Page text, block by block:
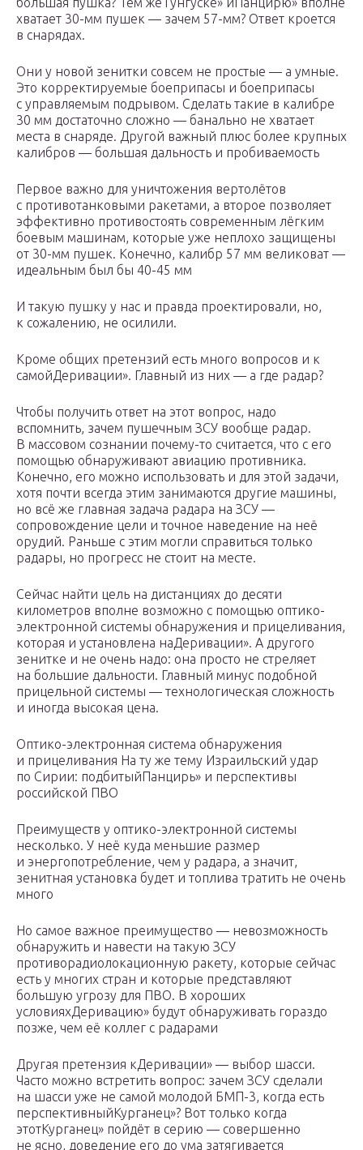
хватает 30-мм пушек — зачем 57-мм? Ответ кроется
в снарядах.
Они у новой зенитки совсем не простые — а умные.
Это корректируемые боеприпасы и боеприпасы
с управляемым подрывом. Сделать такие в калибре
30 мм достаточно сложно — банально не хватает
места в снаряде. Другой важный плюс более крупных
калибров — большая дальность и пробиваемость
Первое важно для уничтожения вертолётов
с противотанковыми ракетами, а второе позволяет
эффективно противостоять современным лёгким
боевым машинам, которые уже неплохо защищены
от 30-мм пушек. Конечно, калибр 57 мм великоват —
идеальным был бы 40-45 мм
И такую пушку у нас и правда проектировали, но,
к сожалению, не осилили.
Кроме общих претензий есть много вопросов и к
самойДеривации». Главный из них — а где радар?
Чтобы получить ответ на этот вопрос, надо
вспомнить, зачем пушечным ЗСУ вообще радар.
В массовом сознании почему-то считается, что с его
помощью обнаруживают авиацию противника.
Конечно, его можно использовать и для этой задачи,
хотя почти всегда этим занимаются другие машины,
но всё же главная задача радара на ЗСУ —
сопровождение цели и точное наведение на неё
орудий. Раньше с этим могли справиться только
радары, но прогресс не стоит на месте.
Сейчас найти цель на дистанциях до десяти
километров вполне возможно с помощью оптико-
электронной системы обнаружения и прицеливания,
которая и установлена наДеривации». А другого
зенитке и не очень надо: она просто не стреляет
на большие дальности. Главный минус подобной
прицельной системы — технологическая сложность
и иногда высокая цена.
Оптико-электронная система обнаружения
и прицеливания На ту же тему Израильский удар
по Сирии: подбитыйПанцирь» и перспективы
российской ПВО
Преимуществ у оптико-электронной системы
несколько. У неё куда меньшие размер
и энергопотребление, чем у радара, а значит,
зенитная установка будет и топлива тратить не очень
много
Но самое важное преимущество — невозможность
обнаружить и навести на такую ЗСУ
противорадиолокационную ракету, которые сейчас
есть у многих стран и которые представляют
большую угрозу для ПВО. В хороших
условияхДеривацию» будут обнаруживать гораздо
позже, чем её коллег с радарами
Другая претензия кДеривации» — выбор шасси.
Часто можно встретить вопрос: зачем ЗСУ сделали
на шасси уже не самой молодой БМП-3, когда есть
перспективныйКурганец»? Вот только когда
этотКурганец» пойдёт в серию — совершенно
не ясно, доведение его до ума затягивается